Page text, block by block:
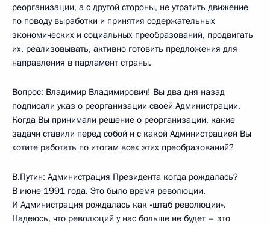
реорганизации, а с другой стороны, не утратить движение
по поводу выработки и принятия содержательных
экономических и социальных преобразований, продвигать
их, реализовывать, активно готовить предложения для
направления в парламент страны.
Вопрос: Владимир Владимирович! Вы два дня назад
подписали указ о реорганизации своей Администрации.
Когда Вы принимали решение о реорганизации, какие
задачи ставили перед собой и с какой Администрацией Вы
хотите работать по итогам всех этих преобразований?
В.Путин: Администрация Президента когда рождалась?
В июне 1991 года. Это было время революции.
И Администрация рождалась как «штаб революции».
Надеюсь, что революций у нас больше не будет – это